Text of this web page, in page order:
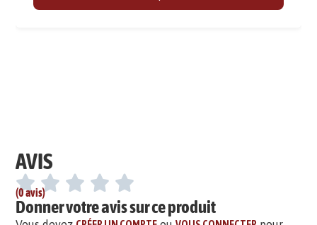
AVIS
(0 avis)
Donner votre avis sur ce produit